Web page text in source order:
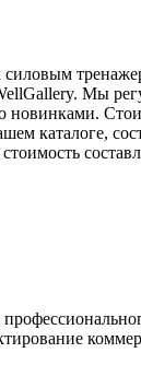
силовым
Мы
новинками.
каталоге,